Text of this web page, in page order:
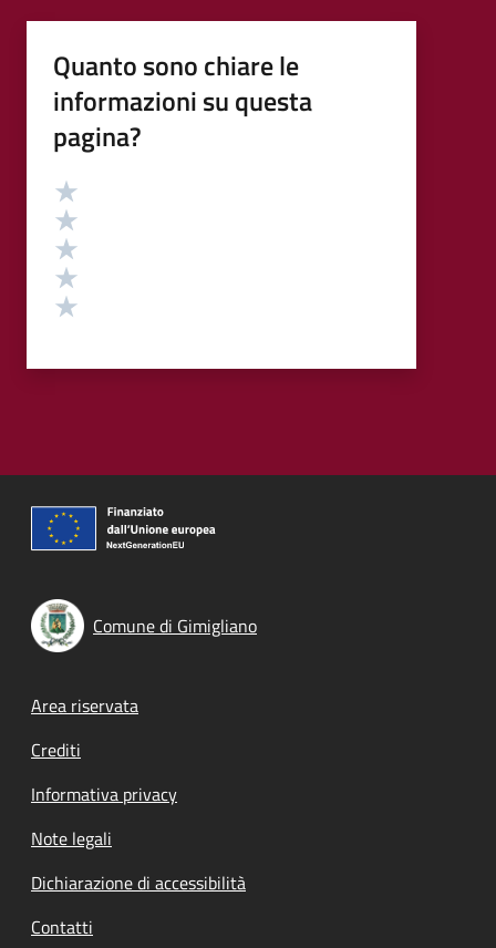
Quanto sono chiare le
informazioni su questa
pagina?
Valutazione
Comune di Gimigliano
Footer menu
Area riservata
Crediti
Informativa privacy
Note legali
Dichiarazione di accessibilità
Contatti